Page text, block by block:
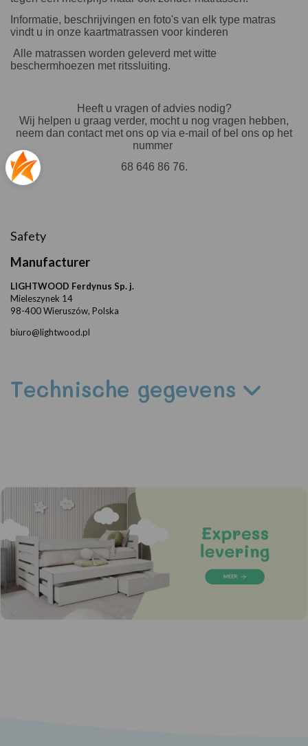
Informatie, beschrijvingen en foto's van elk type matras
vindt u in onze kaartmatrassen voor kinderen
Alle matrassen worden geleverd met witte
beschermhoezen met ritssluiting.
Heeft u vragen of advies nodig?
Wij helpen u graag verder, mocht u nog vragen hebben,
neem dan contact met ons op via e-mail of bel ons op het
nummer
68 646 86 76.
Safety
Manufacturer
LIGHTWOOD Ferdynus Sp. j.
Mieleszynek 14
98-400 Wieruszów, Polska
biuro@lightwood.pl
Technische gegevens